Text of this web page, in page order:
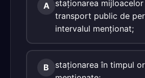
A
staţionarea
transport public de
intervalul menţionat;
B
staţionarea în timpul